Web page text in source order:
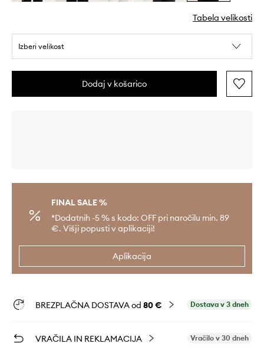
Tabela velikosti
Izberi velikost
Dodaj v košarico
FINAL SALE %
*Dodatnih -5 % s kodo: OFF pri naročilu min. 89
€. Višji popusti v aplikaciji!
Aplikacija
BREZPLAČNA DOSTAVA od 80 € Dostava v 3 dneh
VRAČILA IN REKLAMACIJA Vračilo v 30 dneh